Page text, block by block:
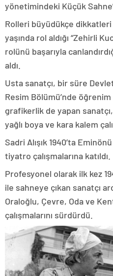
yönetimindeki Küçük
Rolleri büyüdükçe dikkatleri
yaşında rol aldığı “Zehirli
rolünü başarıyla
aldı.
Usta sanatçı, bir süre
Resim Bölümü’nde
grafikerlik de yapan
yağlı boya ve kara kalem
Sadri Alışık 1940’ta
tiyatro çalışmalarına katıldı.
Profesyonel olarak ilk kez
ile sahneye çıkan sanatçı
Oraloğlu, Çevre, Oda ve
çalışmalarını sürdürdü.